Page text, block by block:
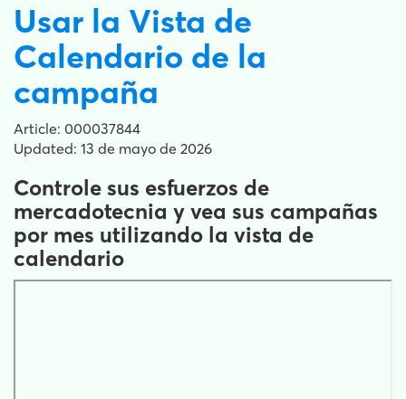
Usar la Vista de
Calendario de la
campaña
Article: 000037844
Updated: 13 de mayo de 2026
Controle sus esfuerzos de
mercadotecnia y vea sus campañas
por mes utilizando la vista de
calendario